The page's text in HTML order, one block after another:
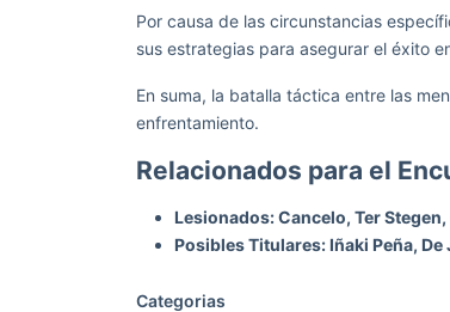
Por causa de las circunstancias
sus estrategias para asegurar el éxito
En suma, la batalla táctica entre las
enfrentamiento.
Relacionados para el
Lesionados: Cancelo, Ter
Posibles Titulares: Iñaki Peña,
Categorias